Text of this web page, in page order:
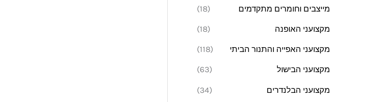
מייצבים וחומרים מתקדמים (18)
מקצועני האופנה (18)
מקצועני האפייה והתנור הביתי (118)
מקצועני הבישול (63)
מקצועני הבלנדרים (34)